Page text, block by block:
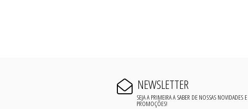
NEWSLETTER
SEJA A PRIMEIRA A SABER DE NOSSAS NOVIDADES E
PROMOÇÕES!